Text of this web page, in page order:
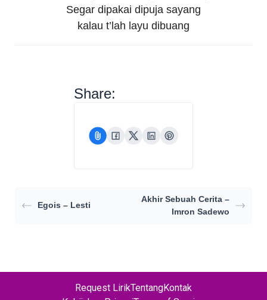
Segar dipakai dipuja sayang
kalau t’lah layu dibuang
Share:
Egois – Lesti
Akhir Sebuah Cerita –
Imron Sadewo
Request LirikTentangKontak